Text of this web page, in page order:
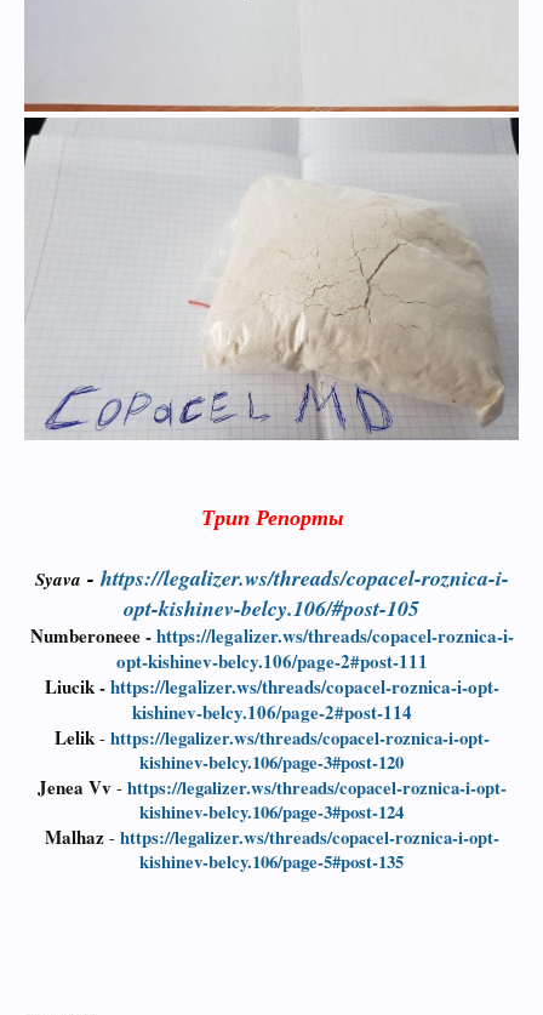
Трип Репорты
Syava - https://legalizer.ws/threads/copacel-roznica-i-
opt-kishinev-belcy.106/#post-105
Numberoneee -https://legalizer.ws/threads/copacel-roznica-i-
opt-kishinev-belcy.106/page-2#post-111
Liucik -https://legalizer.ws/threads/copacel-roznica-i-opt-
kishinev-belcy.106/page-2#post-114
Lelik- https://legalizer.ws/threads/copacel-roznica-i-opt-
kishinev-belcy.106/page-3#post-120
Jenea Vv- https://legalizer.ws/threads/copacel-roznica-i-opt-
kishinev-belcy.106/page-3#post-124
Malhaz- https://legalizer.ws/threads/copacel-roznica-i-opt-
kishinev-belcy.106/page-5#post-135